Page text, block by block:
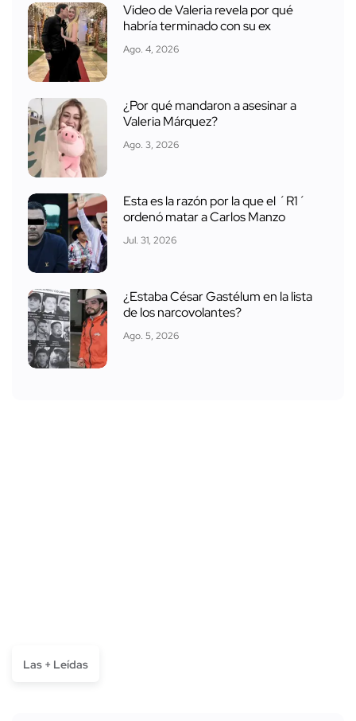
Video de Valeria revela por qué
habría terminado con su ex
Ago. 4, 2026
¿Por qué mandaron a asesinar a
Valeria Márquez?
Ago. 3, 2026
Esta es la razón por la que el ´R1´
ordenó matar a Carlos Manzo
Jul. 31, 2026
¿Estaba César Gastélum en la lista
de los narcovolantes?
Ago. 5, 2026
Las + Leídas